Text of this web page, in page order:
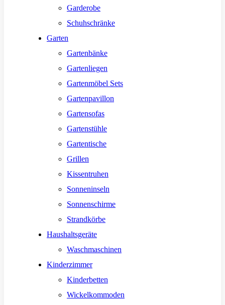
Garderobe
Schuhschränke
Garten
Gartenbänke
Gartenliegen
Gartenmöbel Sets
Gartenpavillon
Gartensofas
Gartenstühle
Gartentische
Grillen
Kissentruhen
Sonneninseln
Sonnenschirme
Strandkörbe
Haushaltsgeräte
Waschmaschinen
Kinderzimmer
Kinderbetten
Wickelkommoden